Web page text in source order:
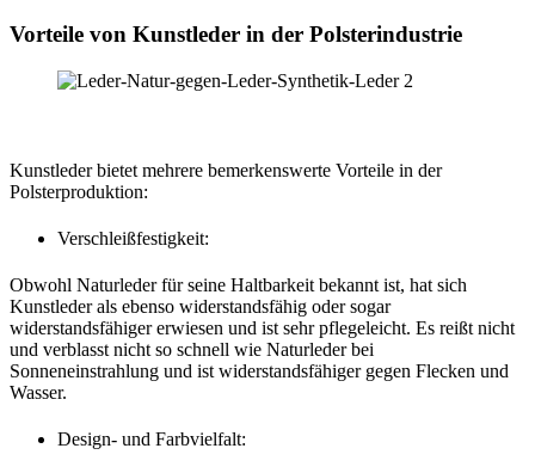
Vorteile von Kunstleder in der Polsterindustrie
Kunstleder bietet mehrere bemerkenswerte Vorteile in der
Polsterproduktion:
Verschleißfestigkeit:
Obwohl Naturleder für seine Haltbarkeit bekannt ist, hat sich
Kunstleder als ebenso widerstandsfähig oder sogar
widerstandsfähiger erwiesen und ist sehr pflegeleicht. Es reißt nicht
und verblasst nicht so schnell wie Naturleder bei
Sonneneinstrahlung und ist widerstandsfähiger gegen Flecken und
Wasser.
Design- und Farbvielfalt: